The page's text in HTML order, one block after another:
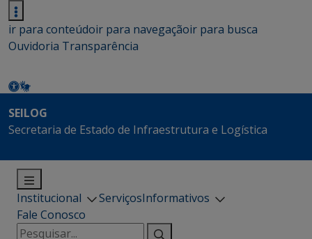
ir para conteúdoir para navegaçãoir para busca
Ouvidoria Transparência
SEILOG
Secretaria de Estado de Infraestrutura e Logística
Institucional ServiçosInformativos
Fale Conosco
Pesquisar